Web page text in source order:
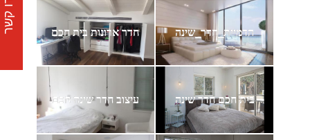
הדמיית_חדר_שינה חדר ארונות בית חכם
בית חכם חדר שינה עיצוב חדר שינה חכם
צרו קשר